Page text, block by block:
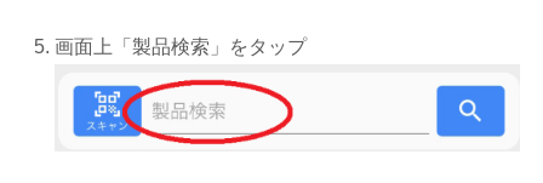
画面上「製品検索」をタップ